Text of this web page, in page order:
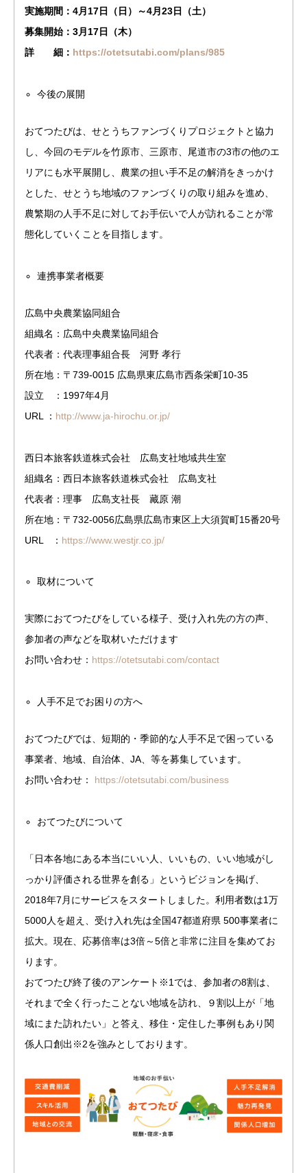
実施期間：4月17日（日）～4月23日（土）
募集開始：3月17日（木）
詳 細： https://otetsutabi.com/plans/985
今後の展開
おてつたびは、せとうちファンづくりプロジェクトと協力
し、今回のモデルを竹原市、三原市、尾道市の3市の他のエ
リアにも水平展開し、農業の担い手不足の解消をきっかけ
とした、せとうち地域のファンづくりの取り組みを進め、
農繁期の人手不足に対してお手伝いで人が訪れることが常
態化していくことを目指します。
連携事業者概要
広島中央農業協同組合
組織名：広島中央農業協同組合
代表者：代表理事組合長 河野 孝行
所在地：〒739-0015 広島県東広島市西条栄町10-35
設立 ：1997年4月
URL ： http://www.ja-hirochu.or.jp/
西日本旅客鉄道株式会社 広島支社地域共生室
組織名：西日本旅客鉄道株式会社 広島支社
代表者：理事 広島支社長 藏原 潮
所在地：〒732-0056広島県広島市東区上大須賀町15番20号
URL ： https://www.westjr.co.jp/
取材について
実際におてつたびをしている様子、受け入れ先の方の声、
参加者の声などを取材いただけます
お問い合わせ： https://otetsutabi.com/contact
人手不足でお困りの方へ
おてつたびでは、短期的・季節的な人手不足で困っている
事業者、地域、自治体、JA、等を募集しています。
お問い合わせ： https://otetsutabi.com/business
おてつたびについて
「日本各地にある本当にいい人、いいもの、いい地域がし
っかり評価される世界を創る」というビジョンを掲げ、
2018年7月にサービスをスタートしました。利用者数は1万
5000人を超え、受け入れ先は全国47都道府県 500事業者に
拡大。現在、応募倍率は3倍～5倍と非常に注目を集めてお
ります。
おてつたび終了後のアンケート※1では、参加者の8割は、
それまで全く行ったことない地域を訪れ、９割以上が「地
域にまた訪れたい」と答え、移住・定住した事例もあり関
係人口創出※2を強みとしております。